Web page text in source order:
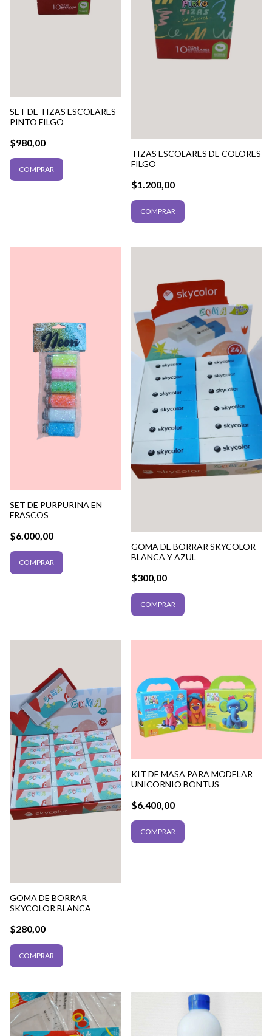
SET DE TIZAS ESCOLARES
PINTO FILGO
$980,00
TIZAS ESCOLARES DE COLORES
FILGO
$1.200,00
SET DE PURPURINA EN
FRASCOS
$6.000,00
GOMA DE BORRAR SKYCOLOR
BLANCA Y AZUL
$300,00
GOMA DE BORRAR
SKYCOLOR BLANCA
$280,00
KIT DE MASA PARA MODELAR
UNICORNIO BONTUS
$6.400,00